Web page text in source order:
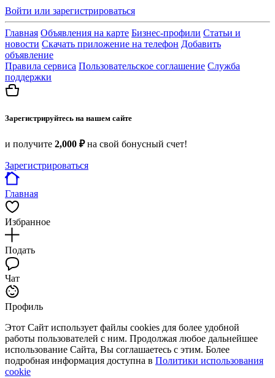
Войти или зарегистрироваться
Главная Объявления на карте Бизнес-профили Статьи и
новости Скачать приложение на телефон Добавить
объявление
Правила сервиса Пользовательское соглашение Служба
поддержки
Зарегистрируйтесь на нашем сайте
и получите 2,000 ₽на свой бонусный счет!
Зарегистрироваться
Главная
Избранное
Подать
Чат
Профиль
Этот Сайт использует файлы cookies для более удобной
работы пользователей с ним. Продолжая любое дальнейшее
использование Сайта, Вы соглашаетесь с этим. Более
подробная информация доступна в Политики использования
cookie